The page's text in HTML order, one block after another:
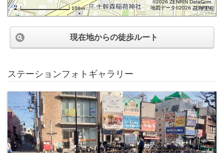
100m
©2026 ZENRIN DataCom
地図データ©2026 ZENRIN
現在地からの徒歩ルート
ステーションフォトギャラリー